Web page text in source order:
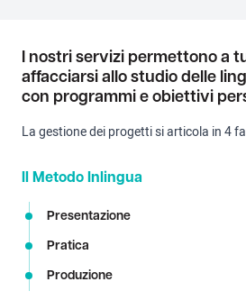
I nostri servizi permettono a
affacciarsi allo studio delle
con programmi e obiettivi
La gestione dei progetti si articola in 4
Il Metodo Inlingua
Presentazione
Pratica
Produzione